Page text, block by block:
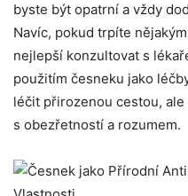
byste být opatrní a ‍vždy
Navíc, pokud trpíte
nejlepší konzultovat s
použitím česneku jako‌
léčit přirozenou cestou,
s obezřetností‍ a rozumem.